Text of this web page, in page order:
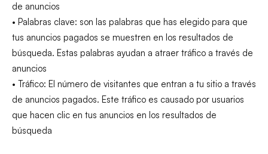
de anuncios
• Palabras clave: son las palabras que has elegido para que
tus anuncios pagados se muestren en los resultados de
búsqueda. Estas palabras ayudan a atraer tráfico a través de
anuncios
• Tráfico: El número de visitantes que entran a tu sitio a través
de anuncios pagados. Este tráfico es causado por usuarios
que hacen clic en tus anuncios en los resultados de
búsqueda